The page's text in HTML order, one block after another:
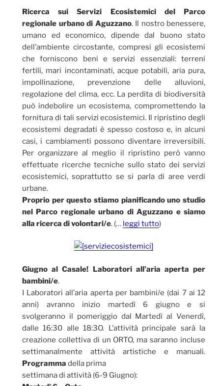
Ricerca sui Servizi Ecosistemici del Parco
regionale urbano di Aguzzano. Il nostro benessere,
umano ed economico, dipende dal buono stato
dell’ambiente circostante, compresi gli ecosistemi
che forniscono beni e servizi essenziali: terreni
fertili, mari incontaminati, acque potabili, aria pura,
impollinazione, prevenzione delle alluvioni,
regolazione del clima, ecc. La perdita di biodiversità
può indebolire un ecosistema, compromettendo la
fornitura di tali servizi ecosistemici. Il ripristino degli
ecosistemi degradati è spesso costoso e, in alcuni
casi, i cambiamenti possono diventare irreversibili.
Per organizzare al meglio il ripristino però vanno
effettuate ricerche tecniche sullo stato dei servizi
ecosistemici, soprattutto se si parla di aree verdi
urbane.
Proprio per questo stiamo pianificando uno studio
nel Parco regionale urbano di Aguzzano e siamo
alla ricerca di volontari/e. (… leggi tutto)
Giugno al Casale! Laboratori all’aria aperta per
bambini/e.
I Laboratori all’aria aperta per bambini/e (dai 7 ai 12
anni) avranno inizio martedì 6 giugno e si
svolgeranno il pomeriggio dal Martedì al Venerdì,
dalle 16:30 alle 18:3O. L’attività principale sarà la
creazione collettiva di un ORTO, ma saranno incluse
settimanalmente attività artistiche e manuali.
Programma della prima
settimana di attività (6-9 Giugno):